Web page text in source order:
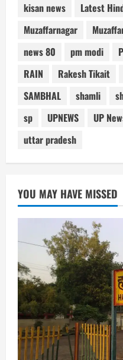
kisan news
Latest
Muzaffarnagar
news 80
pm modi
RAIN
Rakesh Tikait
SAMBHAL
shamli
sp
UPNEWS UP
uttar pradesh
YOU MAY HAVE MISSED